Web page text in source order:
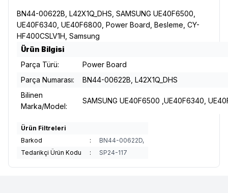
BN44-00622B, L42X1Q_DHS, SAMSUNG UE40F6500,
UE40F6340, UE40F6800, Power Board, Besleme, CY-
HF400CSLV1H, Samsung
Ürün Bilgisi
Parça Türü:
Power Board
Parça Numarası:
BN44-00622B, L42X1Q_DHS
Bilinen
Marka/Model:
SAMSUNG UE40F6500 ,UE40F6340,
Ürün Filtreleri
Barkod
:
BN44-00622D,
Tedarikçi Ürün Kodu
: SP24-117